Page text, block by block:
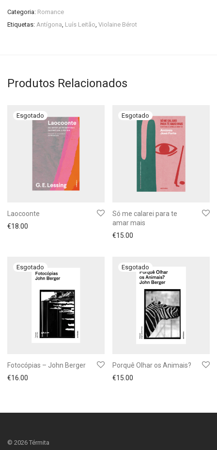
Categoria: Romance
Etiquetas: Antígona, Luís Leitão, Violaine Bérot
Produtos Relacionados
Laocoonte
€18.00
Só me calarei para te
amar mais
€15.00
Fotocópias – John Berger
€16.00
Porquê Olhar os Animais?
€15.00
© 2026 Térmita